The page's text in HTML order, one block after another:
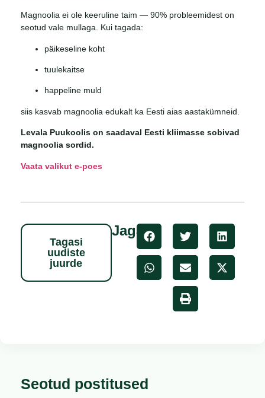
Magnoolia ei ole keeruline taim — 90% probleemidest on
seotud vale mullaga. Kui tagada:
päikeseline koht
tuulekaitse
happeline muld
siis kasvab magnoolia edukalt ka Eesti aias aastakümneid.
Levala Puukoolis on saadaval Eesti kliimasse sobivad
magnoolia sordid.
Vaata valikut e-poes
Tagasi
uudiste
juurde
Jaga
Seotud postitused